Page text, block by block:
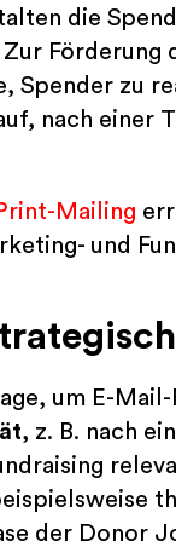
die
Förderung
Spender zu
nach einer
Mailing
und
um E-
, z. B. nach
der Donor